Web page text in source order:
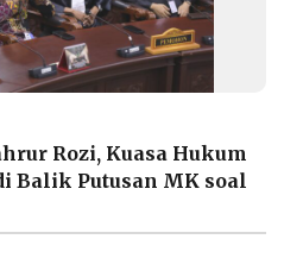
Rozi, Kuasa Hukum
Balik Putusan MK soal